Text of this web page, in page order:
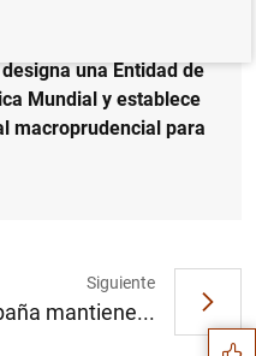
una Entidad de
Mundial y establece
macroprudencial para
Siguiente
mantiene... Sugerencias